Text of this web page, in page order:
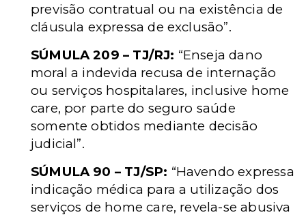
previsão contratual ou na existência de
cláusula expressa de exclusão”.
SÚMULA 209 – TJ/RJ: “Enseja dano
moral a indevida recusa de internação
ou serviços hospitalares, inclusive home
care, por parte do seguro saúde
somente obtidos mediante decisão
judicial”.
SÚMULA 90 – TJ/SP: “Havendo expressa
indicação médica para a utilização dos
serviços de home care, revela-se abusiva